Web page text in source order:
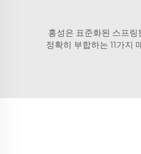
홍성은 표준화된 스프
정확히 부합하는 11가지